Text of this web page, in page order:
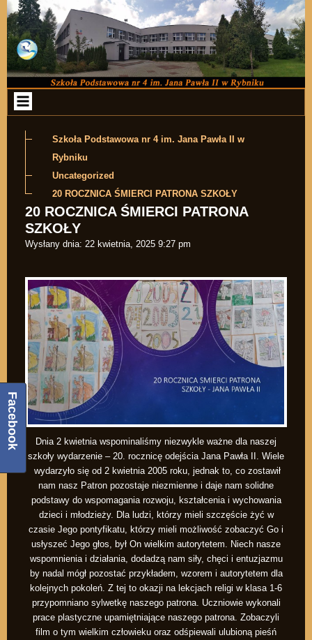
Przejdź do zawartości
Szkoła Podstawowa nr 4 im. Jana Pawła II w
Rybniku
Uncategorized
20 ROCZNICA ŚMIERCI PATRONA SZKOŁY
20 ROCZNICA ŚMIERCI PATRONA
SZKOŁY
Wysłany dnia: 22 kwietnia, 2025 9:27 pm
Dnia 2 kwietnia wspominaliśmy niezwykle ważne dla naszej
szkoły wydarzenie – 20. rocznicę odejścia Jana Pawła II. Wiele
wydarzyło się od 2 kwietnia 2005 roku, jednak to, co zostawił
nam nasz Patron pozostaje niezmienne i daje nam solidne
podstawy do wspomagania rozwoju, kształcenia i wychowania
dzieci i młodzieży. Dla ludzi, którzy mieli szczęście żyć w
czasie Jego pontyfikatu, którzy mieli możliwość zobaczyć Go i
usłyszeć Jego głos, był On wielkim autorytetem. Niech nasze
wspomnienia i działania, dodadzą nam siły, chęci i entuzjazmu
by nadal mógł pozostać przykładem, wzorem i autorytetem dla
kolejnych pokoleń. Z tej to okazji na lekcjach religi w klasa 1-6
przypomniano sylwetkę naszego patrona. Uczniowie wykonali
prace plastyczne upamiętniające naszego patrona. Zobaczyli
film o tym wielkim człowieku oraz odśpiewali ulubioną pieśń
Facebook